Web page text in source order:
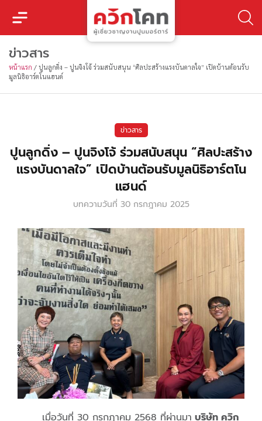
ข่าวสาร
หน้าแรก / ปูนลูกดิ่ง – ปูนจิงโจ้ ร่วมสนับสนุน “ศิลปะสร้างแรงบันดาลใจ” เปิดบ้านต้อนรับ
มูลนิธิอาร์ตโนแฮนด์
ข่าวสาร
ปูนลูกดิ่ง – ปูนจิงโจ้ ร่วมสนับสนุน “ศิลปะสร้าง
แรงบันดาลใจ” เปิดบ้านต้อนรับมูลนิธิอาร์ตโน
แฮนด์
บทความวันที่ 30 กรกฎาคม 2025
เมื่อวันที่ 30 กรกฎาคม 2568 ที่ผ่านมา บริษัท ควิก